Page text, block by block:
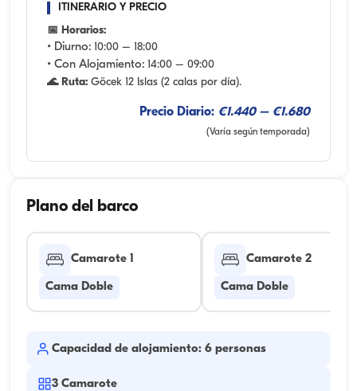
ITINERARIO Y PRECIO
📅 Horarios:
• Diurno: 10:00 – 18:00
• Con Alojamiento: 14:00 – 09:00
🌊 Ruta: Göcek 12 Islas (2 calas por día).
Precio Diario: €1.440 – €1.680
(Varía según temporada)
Plano del barco
Camarote 1
Cama Doble
Camarote 2
Cama Doble
Capacidad de alojamiento: 6 personas
3 Camarote